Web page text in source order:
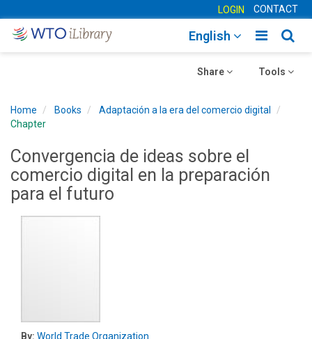
LOGIN CONTACT
Toggle
English
Toggle
Tools
Toggle
Share
Home Books
Adaptación a la era del comercio digital
Chapter
Convergencia de ideas sobre el
comercio digital en la preparación
para el futuro
By: World Trade Organization